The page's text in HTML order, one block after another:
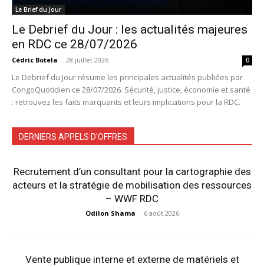
Le Brief du Jour
Le Debrief du Jour : les actualités majeures
en RDC ce 28/07/2026
Cédric Botela - 28 juillet 2026 0
Le Debrief du Jour résume les principales actualités publiées par
CongoQuotidien ce 28/07/2026. Sécurité, justice, économie et santé
: retrouvez les faits marquants et leurs implications pour la RDC.
DERNIERS APPELS D'OFFRES
Recrutement d’un consultant pour la cartographie des
acteurs et la stratégie de mobilisation des ressources
– WWF RDC
Odilon Shama - 6 août 2026
Vente publique interne et externe de matériels et